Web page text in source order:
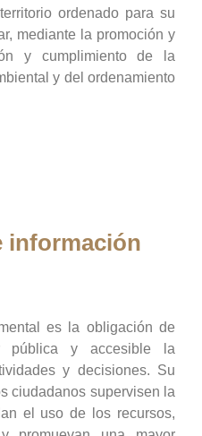
ordenado para su
mediante la promoción y
y cumplimiento de la
y del ordenamiento
información
es la obligación de
pública y accesible la
y decisiones. Su
ciudadanos supervisen la
el uso de los recursos,